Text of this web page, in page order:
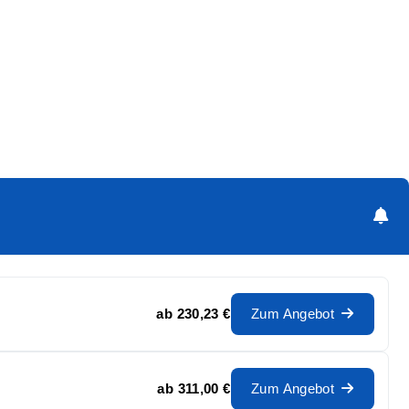
ab 230,23 € Zum Angebot
ab 311,00 € Zum Angebot